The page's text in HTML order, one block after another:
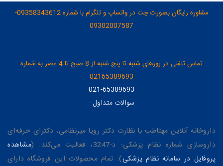
مشاوره رایگان بصورت چت در واتساپ و تلگرام با شماره 09358343612-
09302007587
تماس تلفنی در روزهای شنبه تا پنج شنبه از 8 صبح تا 4 عصر به شماره
02165389693
021-65389693
سوالات متداول-
داروخانه آنلاین مهتاطب با نظارت دکتر رویا میرنظامی، دکترای حرفه‌ای
داروسازی شماره نظام پزشکی: د-3247، فعالیت می‌کند. (
مشاهده
پروفایل در سامانه نظام پزشکی). تمام محصولات این فروشگاه دارای